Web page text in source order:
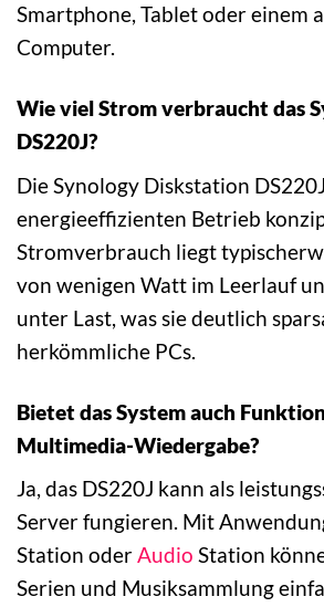
Smartphone, Tablet oder einem
Computer.
Wie viel Strom verbraucht das
DS220J?
Die Synology Diskstation
energieeffizienten Betrieb
Stromverbrauch liegt
von wenigen Watt im Leerlauf
unter Last, was sie deutlich
herkömmliche PCs.
Bietet das System auch
Multimedia-Wiedergabe?
Ja, das DS220J kann als
Server fungieren. Mit
Station oderAudio Station
Serien und Musiksammlung